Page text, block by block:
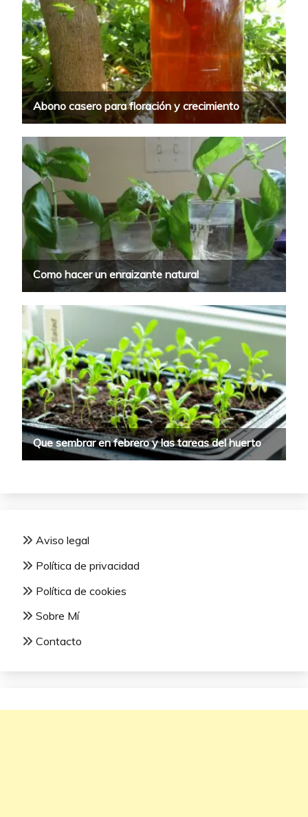
Aviso legal
Política de privacidad
Política de cookies
Sobre Mí
Contacto